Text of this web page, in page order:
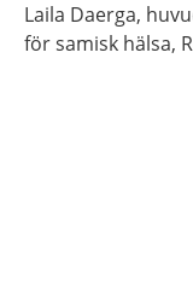
Laila Daerga,
för samisk hälsa,